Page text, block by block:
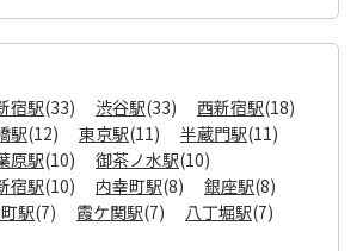
宿駅(33) 渋谷駅(33) 西新宿駅(18)
駅(12) 東京駅(11) 半蔵門駅(11)
原駅(10) 御茶ノ水駅(10)
宿駅(10) 内幸町駅(8) 銀座駅(8)
駅(7) 霞ケ関駅(7) 八丁堀駅(7)